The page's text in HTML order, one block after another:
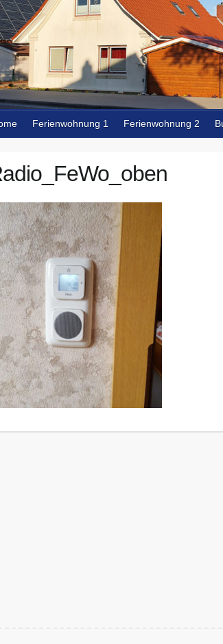
Ferienwohnung 1 Ferienwohnung 2